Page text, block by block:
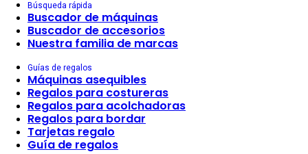
Búsqueda rápida
Buscador de máquinas
Buscador de accesorios
Nuestra familia de marcas
Guías de regalos
Máquinas asequibles
Regalos para costureras
Regalos para acolchadoras
Regalos para bordar
Tarjetas regalo
Guía de regalos